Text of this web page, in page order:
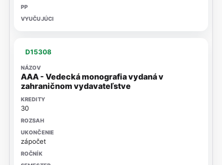
D15308
AAA - Vedecká monografia vydaná v
zahraničnom vydavateľstve
30
zápočet